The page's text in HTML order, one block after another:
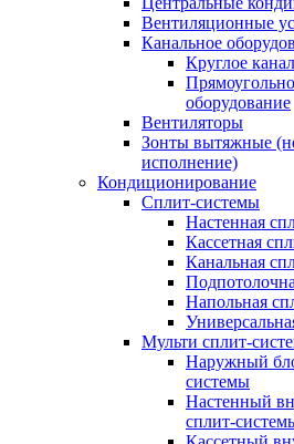
Вентиляционные
Канальное
Круглое
оборудование
Вентиляторы
Зонты вытяжные
исполнение)
Кондиционирование
Сплит-системы
Настенная
Кассетная
Канальная
Напольная
Мульти сплит-
Наружный
системы
Настенный
сплит-